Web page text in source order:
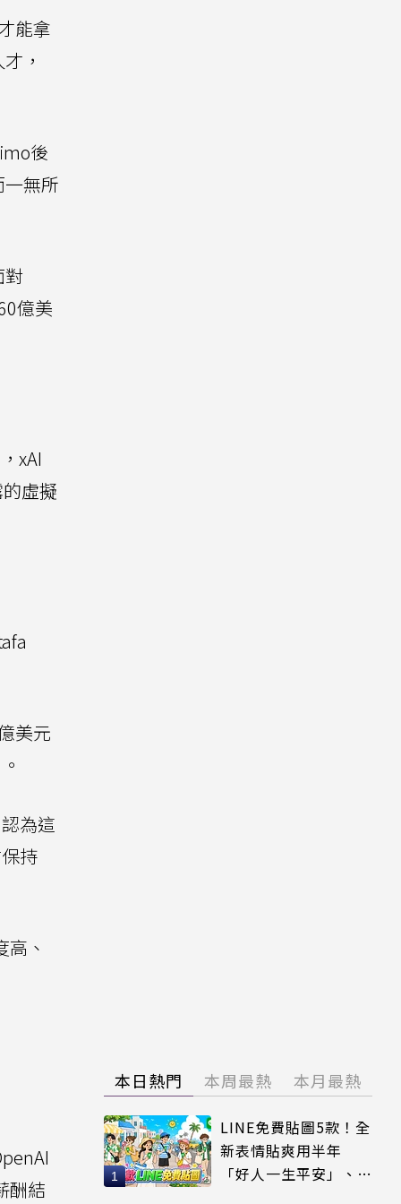
能拿
，
後
無所
對
億美
xAI
虛擬
美元
為這
持
、
酬結
本日熱門 本周最熱 本月最熱
LINE免費貼圖5款！全
新表情貼爽用半年
「好人一生平安」、